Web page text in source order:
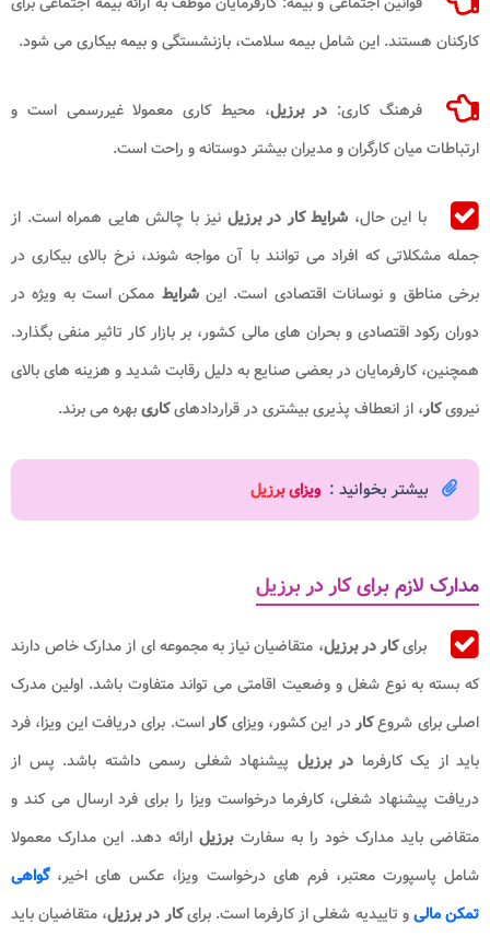
کارکنان هستند. این شامل بیمه سلامت، بازنشستگی و بیمه بیکاری می شود.
فرهنگ کاری: در برزیل، محیط کاری معمولا غیررسمی است و
ارتباطات میان کارگران و مدیران بیشتر دوستانه و راحت است.
با این حال، شرایط کار در برزیل نیز با چالش هایی همراه است. از
جمله مشکلاتی که افراد می توانند با آن مواجه شوند، نرخ بالای بیکاری در
برخی مناطق و نوسانات اقتصادی است. اینشرایط ممکن است به ویژه در
دوران رکود اقتصادی و بحران های مالی کشور، بر بازار کار تاثیر منفی بگذارد.
همچنین، کارفرمایان در بعضی صنایع به دلیل رقابت شدید و هزینه های بالای
نیرویکار، از انعطاف پذیری بیشتری در قراردادهایکاریبهره می برند.
بیشتر بخوانید : ویزای برزیل
مدارک لازم برای کار در برزیل
برایکار در برزیل، متقاضیان نیاز به مجموعه ای از مدارک خاص دارند
که بسته به نوع شغل و وضعیت اقامتی می تواند متفاوت باشد. اولین مدرک
اصلی برای شروعکاردر این کشور، ویزایکاراست. برای دریافت این ویزا، فرد
باید از یک کارفرما در برزیل پیشنهاد شغلی رسمی داشته باشد. پس از
دریافت پیشنهاد شغلی، کارفرما درخواست ویزا را برای فرد ارسال می کند و
متقاضی باید مدارک خود را به سفارتبرزیلارائه دهد. این مدارک معمولا
شامل پاسپورت معتبر، فرم های درخواست ویزا، عکس های اخیر،گواهی
تمکن مالیو تاییدیه شغلی از کارفرما است. برایکار در برزیل، متقاضیان باید